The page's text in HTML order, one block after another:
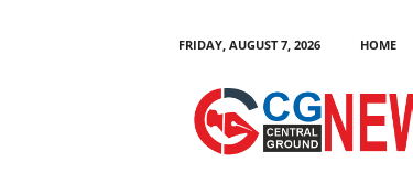
FRIDAY, AUGUST 7, 2026 HOME